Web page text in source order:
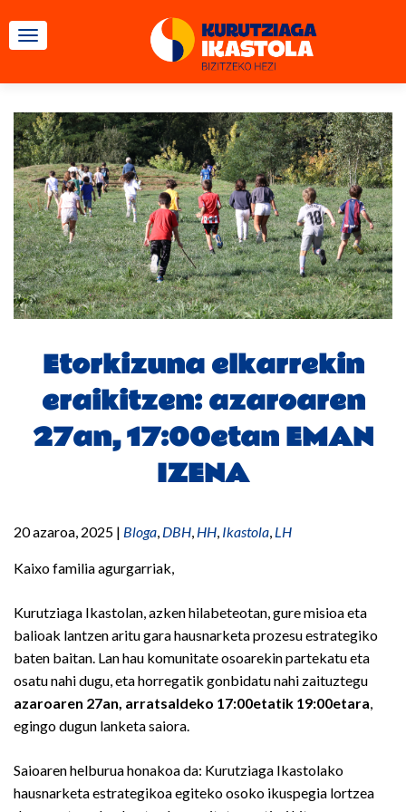
TOGGLE NAVIGATION
Etorkizuna elkarrekin
eraikitzen: azaroaren
27an, 17:00etan EMAN
IZENA
20 azaroa, 2025 | Bloga, DBH, HH, Ikastola, LH
Kaixo familia agurgarriak,
Kurutziaga Ikastolan, azken hilabeteotan, gure misioa eta
balioak lantzen aritu gara hausnarketa prozesu estrategiko
baten baitan. Lan hau komunitate osoarekin partekatu eta
osatu nahi dugu, eta horregatik gonbidatu nahi zaituztegu
azaroaren 27an, arratsaldeko 17:00etatik 19:00etara,
egingo dugun lanketa saiora.
Saioaren helburua honakoa da: Kurutziaga Ikastolako
hausnarketa estrategikoa egiteko osoko ikuspegia lortzea